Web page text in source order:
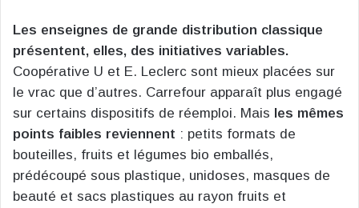
Les enseignes de grande distribution classique
présentent, elles, des initiatives variables.
Coopérative U et E. Leclerc sont mieux placées sur
le vrac que d’autres. Carrefour apparaît plus engagé
sur certains dispositifs de réemploi. Mais les mêmes
points faibles reviennent : petits formats de
bouteilles, fruits et légumes bio emballés,
prédécoupé sous plastique, unidoses, masques de
beauté et sacs plastiques au rayon fruits et